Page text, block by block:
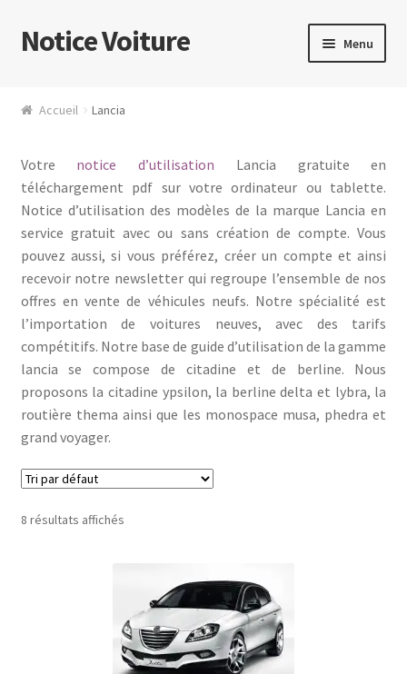
Aller
à
navigation
Aller
au
Notice Voiture Menu
Téléchargements
Accueil Lancia
Votre notice d’utilisation Lancia gratuite en
téléchargement pdf sur votre ordinateur ou tablette.
Notice d’utilisation des modèles de la marque Lancia en
service gratuit avec ou sans création de compte. Vous
pouvez aussi, si vous préférez, créer un compte et ainsi
recevoir notre newsletter qui regroupe l’ensemble de nos
offres en vente de véhicules neufs. Notre spécialité est
l’importation de voitures neuves, avec des tarifs
compétitifs. Notre base de guide d’utilisation de la gamme
lancia se compose de citadine et de berline. Nous
proposons la citadine ypsilon, la berline delta et lybra, la
routière thema ainsi que les monospace musa, phedra et
grand voyager.
8 résultats affichés